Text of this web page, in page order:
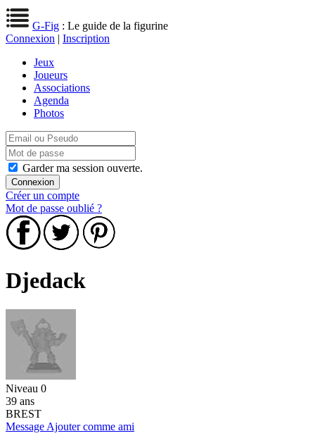
G-Fig : Le guide de la figurine
Connexion | Inscription
Jeux
Joueurs
Associations
Agenda
Photos
Garder ma session ouverte.
Créer un compte
Mot de passe oublié ?
Djedack
Niveau 0
39 ans
BREST
Message Ajouter comme ami